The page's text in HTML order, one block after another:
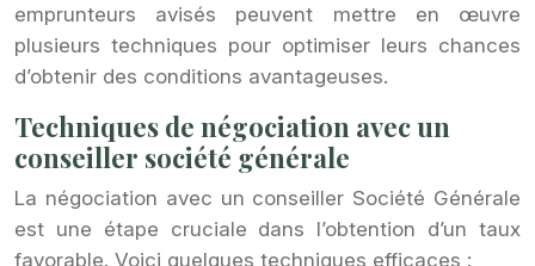
emprunteurs avisés peuvent mettre en œuvre
plusieurs techniques pour optimiser leurs chances
d’obtenir des conditions avantageuses.
Techniques de négociation avec un
conseiller société générale
La négociation avec un conseiller Société Générale
est une étape cruciale dans l’obtention d’un taux
favorable. Voici quelques techniques efficaces :